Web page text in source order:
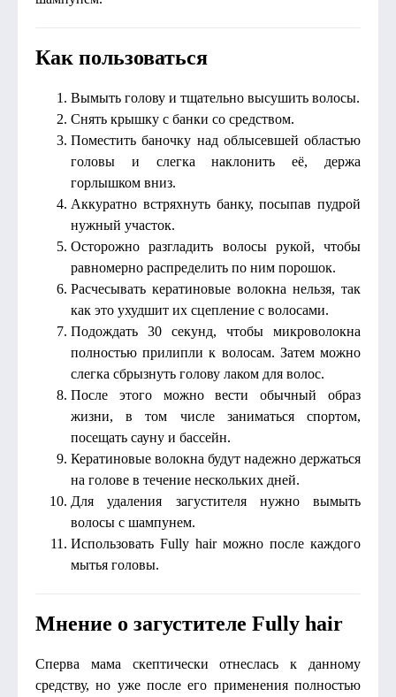
Как пользоваться
Вымыть голову и тщательно высушить волосы.
Снять крышку с банки со средством.
Поместить баночку над облысевшей областью
головы и слегка наклонить её, держа
горлышком вниз.
Аккуратно встряхнуть банку, посыпав пудрой
нужный участок.
Осторожно разгладить волосы рукой, чтобы
равномерно распределить по ним порошок.
Расчесывать кератиновые волокна нельзя, так
как это ухудшит их сцепление с волосами.
Подождать 30 секунд, чтобы микроволокна
полностью прилипли к волосам. Затем можно
слегка сбрызнуть голову лаком для волос.
После этого можно вести обычный образ
жизни, в том числе заниматься спортом,
посещать сауну и бассейн.
Кератиновые волокна будут надежно держаться
на голове в течение нескольких дней.
Для удаления загустителя нужно вымыть
волосы с шампунем.
Использовать Fully hair можно после каждого
мытья головы.
Мнение о загустителе Fully hair
Сперва мама скептически отнеслась к данному
средству, но уже после его применения полностью